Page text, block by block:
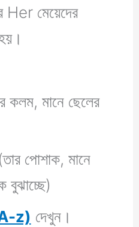
মেয়েদের
মানে ছেলের
পোশাক, মানে
বুঝাচ্ছে)
A-z) দেখুন।